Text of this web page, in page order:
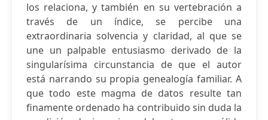
los relaciona, y también en su vertebración a
través de un índice, se percibe una
extraordinaria solvencia y claridad, al que se
une un palpable entusiasmo derivado de la
singularísima circunstancia de que el autor
está narrando su propia genealogía familiar. A
que todo este magma de datos resulte tan
finamente ordenado ha contribuido sin duda la